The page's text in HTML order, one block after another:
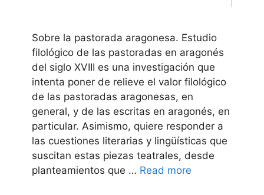
Sobre la pastorada aragonesa. Estudio
filológico de las pastoradas en aragonés
del siglo XVIII es una investigación que
intenta poner de relieve el valor filológico
de las pastoradas aragonesas, en
general, y de las escritas en aragonés, en
particular. Asimismo, quiere responder a
las cuestiones literarias y lingüísticas que
suscitan estas piezas teatrales, desde
planteamientos que … Read more